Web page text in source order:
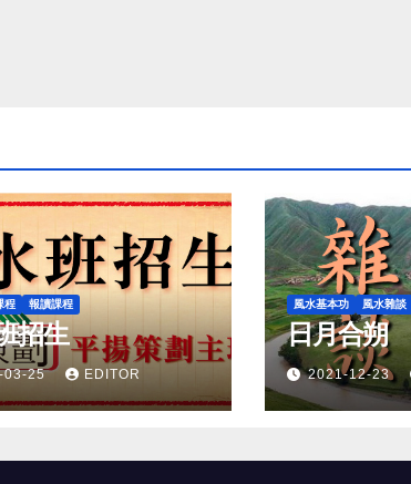
程 報讀課程
招生
03-25 EDITOR
風水基本功 風水雜談
日月合朔
2021-12-23